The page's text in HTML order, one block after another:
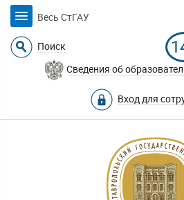
Весь СтГАУ
Поиск
Сведения об
Вход для